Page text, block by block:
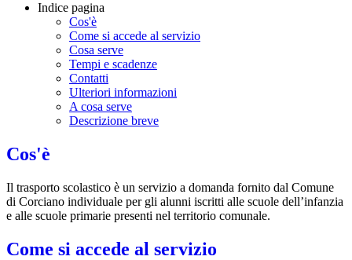
Indice pagina
Cos'è
Come si accede al servizio
Cosa serve
Tempi e scadenze
Contatti
Ulteriori informazioni
A cosa serve
Descrizione breve
Cos'è
Il trasporto scolastico è un servizio a domanda fornito dal Comune
di Corciano individuale per gli alunni iscritti alle scuole dell’infanzia
e alle scuole primarie presenti nel territorio comunale.
Come si accede al servizio